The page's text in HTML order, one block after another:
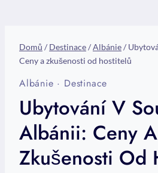
Domů / Destinace/Albánie/
Ceny a zkušenosti od hostitelů
Albánie · Destinace
Ubytování V
Albánii: Ceny A
Zkušenosti Od